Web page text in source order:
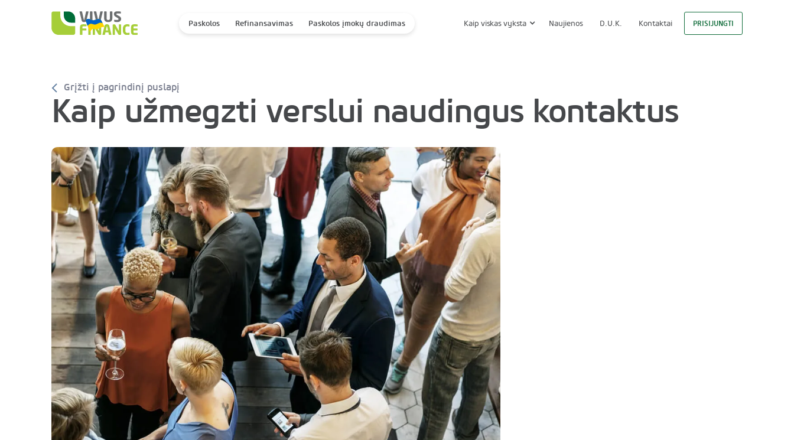
Paskolos Refinansavimas Paskolos įmokų draudimas Kaip viskas vyksta Naujienos D.U.K. Kontaktai PRISIJUNGTI
Grįžti į pagrindinį puslapį
Kaip užmegzti verslui naudingus kontaktus